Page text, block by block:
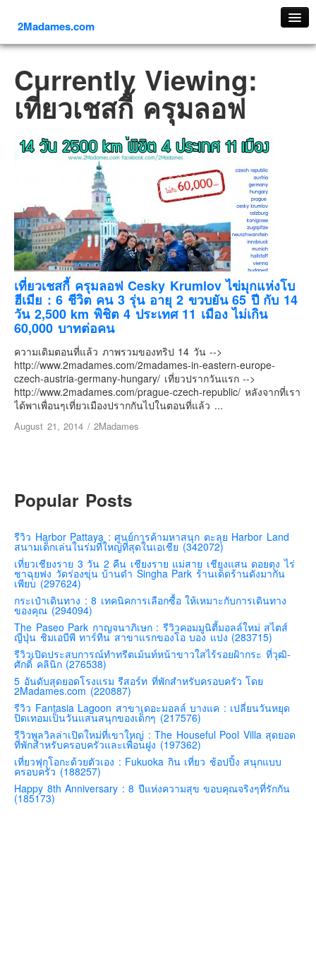
2Madames.com
ภาคเหนือ
ภาคใต้
ภาคกลาง
ทริปต่างประเทศ
ยุโรป
รัสเซีย
ตุรกี-ตุรเคีย
เยอรมัน
ออสเตรีย
สาธารณรัฐเช็ก
ฮังการี
เนเธอร์แลนด์
โปรตุเกส
โครเอเชีย
สโลเวเนีย
มอนเตรเนโกร
บอสเนียและเฮอร์เซโกวีน่า
ญี่ปุ่น
คันโต-โตเกียวและรอบๆ
คันไซ-โอซาก้า เกียวโต
คิวชู – ฟุกุโอกะ ซางะ เปปปุ ยุฟุอิน นางาซากิ
ฟูจิ
ฮอกไกโด
เอเชีย
สิงคโปร์
จีน
Currently Viewing:
เที่ยวเชสกี้ ครุมลอฟ
เที่ยวเชสกี้ ครุมลอฟ Cesky Krumlov ไข่มุกแห่งโบ
ฮีเมีย : 6 ชีวิต คน 3 รุ่น อายุ 2 ขวบยัน 65 ปี กับ 14
วัน 2,500 km พิชิต 4 ประเทศ 11 เมือง ไม่เกิน
60,000 บาทต่อคน
ความเดิมตอนที่แล้ว ภาพรวมของทริป 14 วัน -->
http://www.2madames.com/2madames-in-eastern-europe-
czech-austria-germany-hungary/ เที่ยวปรากวันแรก -->
http://www.2madames.com/prague-czech-republic/ หลังจากที่เรา
ได้พาเพื่อนๆเที่ยวเมืองปรากกันไปในตอนที่แล้ว ...
August 21, 2014 / 2Madames
Popular Posts
รีวิว Harbor Pattaya : ศูนย์การค้ามหาสนุก ตะลุย Harbor Land
สนามเด็กเล่นในร่มที่ใหญ่ที่สุดในเอเชีย (342072)
เที่ยวเชียงราย 3 วัน 2 คืน เชียงราย แม่สาย เชียงแสน ดอยตุง ไร่
ชาฉุยฟง วัดร่องขุ่น บ้านดำ Singha Park ร้านเด็ดร้านดังมากัน
เพียบ (297624)
กระเป๋าเดินทาง : 8 เทคนิคการเลือกซื้อ ให้เหมาะกับการเดินทาง
ของคุณ (294094)
The Paseo Park กาญจนาภิเษก : รีวิวคอมมูนิตี้มอลล์ใหม่ สไตส์
ญี่ปุ่น ชิมเอบีพี ทาร์ทีน สาขาแรกของโอ บอง แปง (283715)
รีวิวเปิดประสบการณ์ทำทรีตเม้นท์หน้าขาวใสไร้รอยฝ้ากระ ที่วุฒิ-
ศักดิ์ คลินิก (276538)
5 อันดับสุดยอดโรงแรม รีสอร์ท ที่พักสำหรับครอบครัว โดย
2Madames.com (220887)
รีวิว Fantasia Lagoon สาขาเดอะมอลล์ บางแค : เปลี่ยนวันหยุด
ปิดเทอมเป็นวันแสนสนุกของเด็กๆ (217576)
รีวิวพูลวิลล่าเปิดใหม่ที่เขาใหญ่ : The Houseful Pool Villa สุดยอด
ที่พักสำหรับครอบครัวและเพื่อนฝูง (197362)
เที่ยวฟุกุโอกะด้วยตัวเอง : Fukuoka กิน เที่ยว ช้อปปิ้ง สนุกแบบ
ครอบครัว (188257)
Happy 8th Anniversary : 8 ปีแห่งความสุข ขอบคุณจริงๆที่รักกัน
(185173)